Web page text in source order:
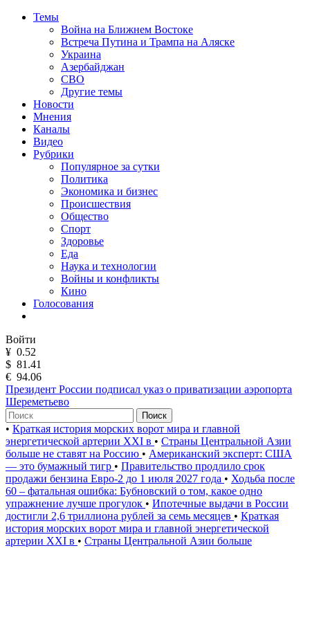
Темы
Война на Ближнем Востоке
Встреча Путина и Трампа на Аляске
Украина
Азербайджан
СВО
Другие темы
Новости
Мнения
Каналы
Видео
Рубрики
Популярное за сутки
Политика
Экономика и бизнес
Происшествия
Общество
Спорт
Здоровье
Еда
Наука и технологии
Войны и конфликты
Кино
Голосования
Войти
¥ 0.52
$ 81.41
€ 94.06
Президент России подписал указ о приватизации аэропорта
Шереметьево
Поиск
• Краткая история морских ворот мира и главной
энергетической артерии XXI в • Страны Центральной Азии
больше не ставят на Россию • Американский эксперт: США
— это бумажный тигр • Правительство продлило срок
продажи бензина Евро-2 до 1 июля 2027 года • Ходьба после
60 – фатальная ошибка: Бубновский о том, какое одно
упражнение лучше прогулок • Ипотечные выдачи в России
достигли 2,6 триллиона рублей за семь месяцев • Краткая
история морских ворот мира и главной энергетической
артерии XXI в • Страны Центральной Азии больше